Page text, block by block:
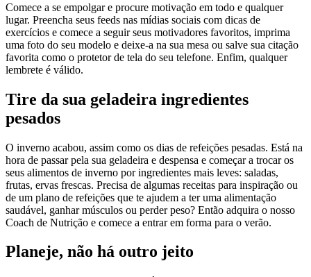
Comece a se empolgar e procure motivação em todo e qualquer
lugar. Preencha seus feeds nas mídias sociais com dicas de
exercícios e comece a seguir seus motivadores favoritos, imprima
uma foto do seu modelo e deixe-a na sua mesa ou salve sua citação
favorita como o protetor de tela do seu telefone. Enfim, qualquer
lembrete é válido.
Tire da sua geladeira ingredientes
pesados
O inverno acabou, assim como os dias de refeições pesadas. Está na
hora de passar pela sua geladeira e despensa e começar a trocar os
seus alimentos de inverno por ingredientes mais leves: saladas,
frutas, ervas frescas. Precisa de algumas receitas para inspiração ou
de um plano de refeições que te ajudem a ter uma alimentação
saudável, ganhar músculos ou perder peso? Então adquira o nosso
Coach de Nutrição e comece a entrar em forma para o verão.
Planeje, não há outro jeito